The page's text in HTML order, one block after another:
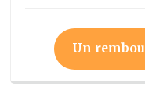
Un